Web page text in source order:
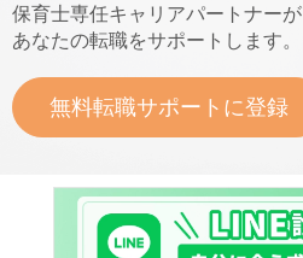
保育士専任キャリアパートナーが
あなたの転職をサポートします。
無料転職サポートに登録